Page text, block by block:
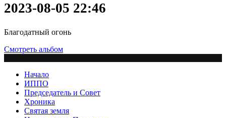
2023-08-05 22:46
Благодатный огонь
Смотреть альбом
Начало
ИППО
Председатель и Совет
Хроника
Святая земля